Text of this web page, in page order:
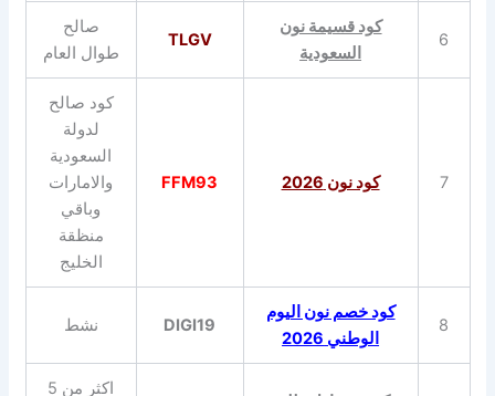
6
كود قسيمة نون
السعودية
TLGV
صالح
طوال العام
7 كود نون 2026 FFM93
كود صالح
لدولة
السعودية
والامارات
وباقي
منظقة
الخليج
8
كود خصم نون اليوم
الوطني 2026
DIGI19 نشط
اكثر من 5